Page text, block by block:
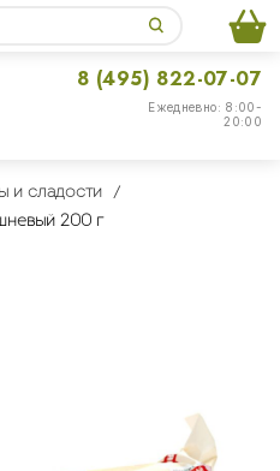
Ежедневно: 8:00-
20:00
8 (495) 822-07-07
и сладости
200 г